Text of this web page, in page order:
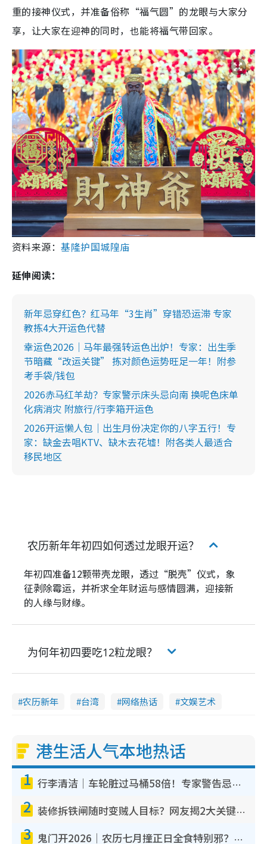
重的接神仪式，并准备俗称“福气圆”的龙眼与大家分
享，让大家在迎神的同时，也能将福气带回家。
资料来源：基隆护国城隍庙
延伸阅读：
新年忌穿红色？红马年“3生肖”穿错恐运滞 专家
教拣4大开运色代替
幸运色2026｜马年最强转运色出炉！专家：出生季
节暗藏“改运关键” 拣对颜色运势旺足一年！附参
考手袋/钱包
2026赤马红羊劫？专家警示床头忌向南 换呢色床单
化病消灾 附旅行/行李箱开运色
2026开运懒人包｜出生月份决定你的八字五行！专
家：缺金去唱KTV、缺木去花墟！附各类人最适合
移民地区
农历新年年初四如何透过龙眼开运？
年初四准备12颗带壳龙眼，透过“脱壳”仪式，象
征剥除霉运，并祈求全年财运与感情圆满，迎接新
的人缘与财缘。
为何年初四要吃12粒龙眼？
农历新年 台湾 网络热话 文娱艺术
港生活人气本地热话
1 行李清洁｜车轮脏过马桶58倍！专家警告忌用酒精擦 教1招免脏手除菌
2 装修拆铁闸随时变贼人目标？网友揭2大关键用途：装新款等于白装？附新旧铁闸分别
3 鬼门开2026｜农历七月撞正日全食特别邪？专家警告切忌做一事！揭4大禁忌+2招保平安